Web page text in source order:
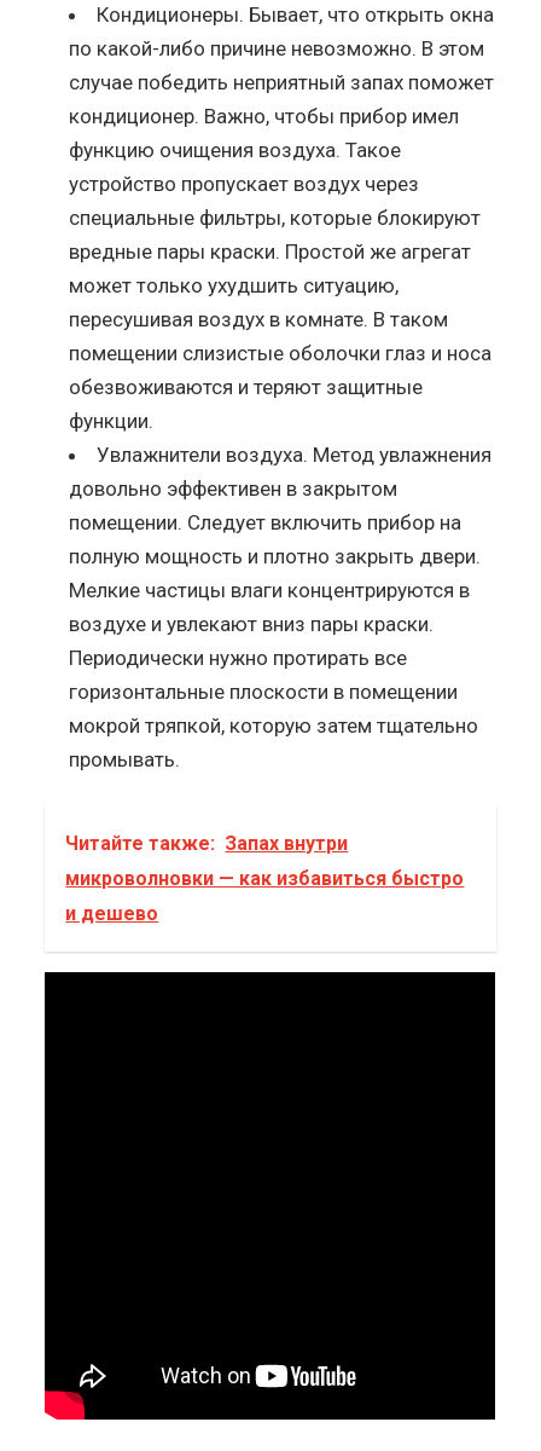
Кондиционеры. Бывает, что открыть окна
по какой-либо причине невозможно. В этом
случае победить неприятный запах поможет
кондиционер. Важно, чтобы прибор имел
функцию очищения воздуха. Такое
устройство пропускает воздух через
специальные фильтры, которые блокируют
вредные пары краски. Простой же агрегат
может только ухудшить ситуацию,
пересушивая воздух в комнате. В таком
помещении слизистые оболочки глаз и носа
обезвоживаются и теряют защитные
функции.
Увлажнители воздуха. Метод увлажнения
довольно эффективен в закрытом
помещении. Следует включить прибор на
полную мощность и плотно закрыть двери.
Мелкие частицы влаги концентрируются в
воздухе и увлекают вниз пары краски.
Периодически нужно протирать все
горизонтальные плоскости в помещении
мокрой тряпкой, которую затем тщательно
промывать.
Читайте также: Запах внутри
микроволновки — как избавиться быстро
и дешево